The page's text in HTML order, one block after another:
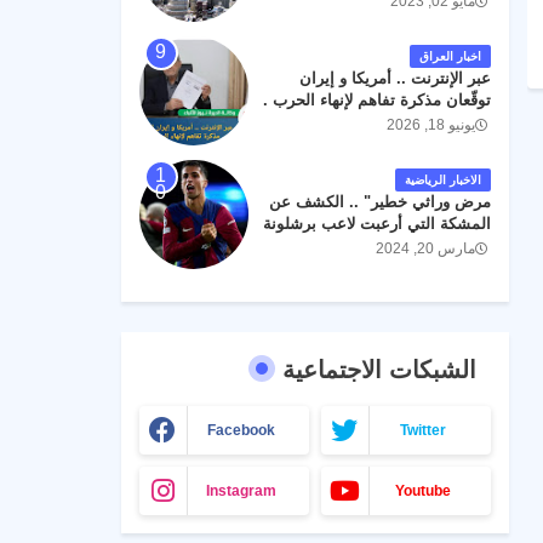
اخبار العراق
عبر الإنترنت .. أمريكا و إيران
توقّعان مذكرة تفاهم لإنهاء الحرب .
يونيو 18, 2026
الاخبار الرياضية
مرض وراثي خطير" .. الكشف عن
المشكة التي أرعبت لاعب برشلونة
جواو كانسيلو
مارس 20, 2024
الشبكات الاجتماعية
Facebook Twitter
Instagram Youtube